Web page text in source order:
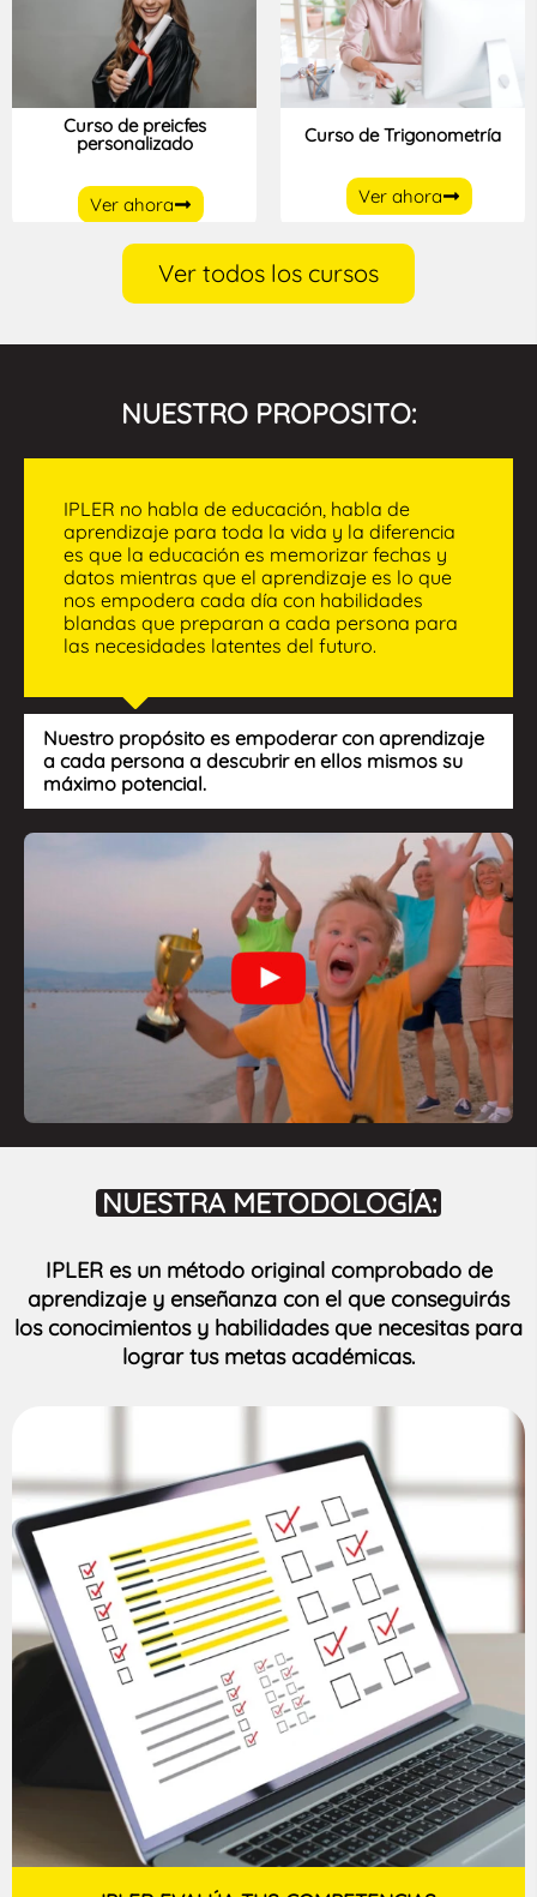
Curso de preicfes
personalizado
Ver ahora
Curso de Trigonometría
Ver ahora
Ver todos los cursos
NUESTRO PROPOSITO:
IPLER no habla de educación, habla de
aprendizaje para toda la vida y la diferencia
es que la educación es memorizar fechas y
datos mientras que el aprendizaje es lo que
nos empodera cada día con habilidades
blandas que preparan a cada persona para
las necesidades latentes del futuro.
Nuestro propósito es empoderar con aprendizaje
a cada persona a descubrir en ellos mismos su
máximo potencial.
NUESTRA METODOLOGÍA:
IPLER es un método original comprobado de
aprendizaje y enseñanza con el que conseguirás
los conocimientos y habilidades que necesitas para
lograr tus metas académicas.